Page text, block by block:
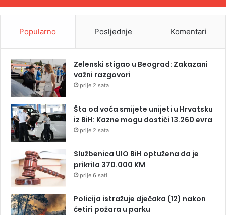
Popularno Posljednje Komentari
Zelenski stigao u Beograd: Zakazani
važni razgovori
prije 2 sata
Šta od voća smijete unijeti u Hrvatsku
iz BiH: Kazne mogu dostići 13.260 evra
prije 2 sata
Službenica UIO BiH optužena da je
prikrila 370.000 KM
prije 6 sati
Policija istražuje dječaka (12) nakon
četiri požara u parku